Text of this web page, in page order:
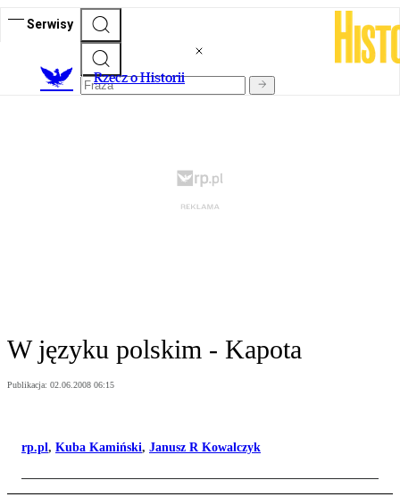
Serwisy
Rzecz o Historii
W języku polskim - Kapota
Publikacja: 02.06.2008 06:15
rp.pl, Kuba Kamiński, Janusz R Kowalczyk